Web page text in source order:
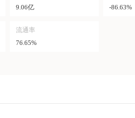
9.06亿
-86.63%
流通率
76.65%